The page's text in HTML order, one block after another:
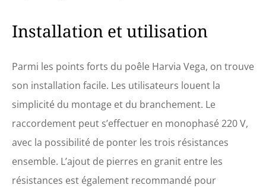
temps. il suffit d'installez
poêle dans son support.
fixez-le ensuite avec une vis
pour une utilisation
optimale, il convient de le
surélever afin de laisser l'air
circuler en dessous de
l'appareil​ et il est conseillé
de ne pas surcharger le
poêle en pierre de lave afin
Installation et utilisation
Parmi les points forts du poêle Harvia Vega, on trouve
son installation facile. Les utilisateurs louent la
simplicité du montage et du branchement. Le
raccordement peut s’effectuer en monophasé 220 V,
avec la possibilité de ponter les trois résistances
ensemble. L’ajout de pierres en granit entre les
résistances est également recommandé pour